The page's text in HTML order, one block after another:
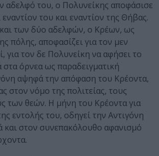
αδελφό του, ο Πολυνείκης αποφάσισε
του και εναντίον της Θήβας.
των δύο αδελφών, ο Κρέων, ως
πόλης, αποφασίζει για τον μεν
για τον δε Πολυνείκη να αφήσει το
όρνεα ως παραδειγματική
αψηφά την απόφαση του Κρέοντα,
στον νόμο της πολιτείας, τους
των θεών. Η μήνη του Κρέοντα για
εντολής του, οδηγεί την Αντιγόνη
και στον συνεπακόλουθο αφανισμό